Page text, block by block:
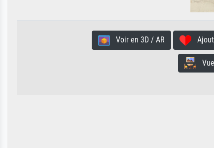
Voir en 3D / AR
Vue